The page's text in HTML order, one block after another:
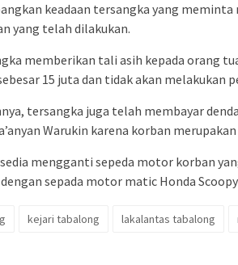
keadaan tersangka yang meminta
yang telah dilakukan.
memberikan tali asih kepada orang
15 juta dan tidak akan melakukan
tersangka juga telah membayar
Warukin karena korban
mengganti sepeda motor korban
sepada motor matic Honda
kejari tabalong lakalantas tabalong